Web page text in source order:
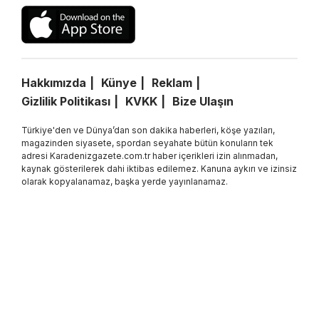
Hakkımızda Künye
Reklam
Gizlilik Politikası
KVKK Bize Ulaşın
Türkiye'den ve Dünya’dan son dakika haberleri, köşe yazıları,
magazinden siyasete, spordan seyahate bütün konuların tek
adresi Karadenizgazete.com.tr haber içerikleri izin alınmadan,
kaynak gösterilerek dahi iktibas edilemez. Kanuna aykırı ve izinsiz
olarak kopyalanamaz, başka yerde yayınlanamaz.